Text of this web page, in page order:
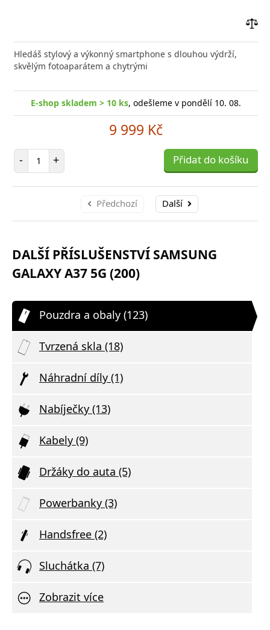
Hledáš stylový a výkonný smartphone s dlouhou výdrží,
skvělým fotoaparátem a chytrými
E-shop skladem > 10 ks, odešleme v pondělí 10. 08.
9 999 Kč
- Počet položek
+ Přidat do košíku
Předchozí Další
DALŠÍ PŘÍSLUŠENSTVÍ SAMSUNG
GALAXY A37 5G (200)
Pouzdra a obaly (123)
Tvrzená skla (18)
Náhradní díly (1)
Nabíječky (13)
Kabely (9)
Držáky do auta (5)
Powerbanky (3)
Handsfree (2)
Sluchátka (7)
Zobrazit více